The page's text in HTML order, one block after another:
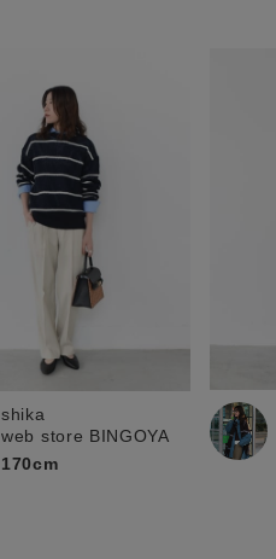
shika
web store BINGOYA
170cm